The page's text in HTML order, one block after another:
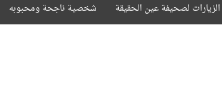
شخصية ناجحة ومحبوبه
الزيارات لصحيفة عين الحقيقة